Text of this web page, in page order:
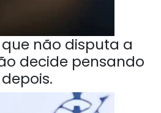
não disputa a
decide pensando